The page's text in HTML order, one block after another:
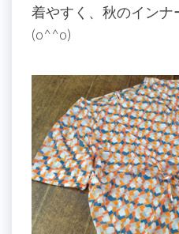
着やすく、秋のイン
(o^^o)